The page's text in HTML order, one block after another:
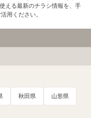
える最新のチラシ情報を、手
用ください。
秋田県 山形県